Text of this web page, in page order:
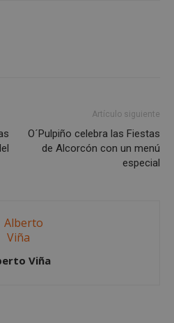
Artículo siguiente
O´Pulpiño celebra las Fiestas
de Alcorcón con un menú
especial
Viña